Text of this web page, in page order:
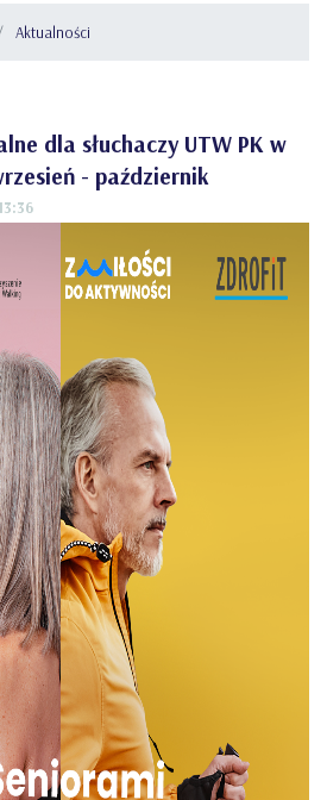
Aktualności
dla słuchaczy UTW PK w
- październik